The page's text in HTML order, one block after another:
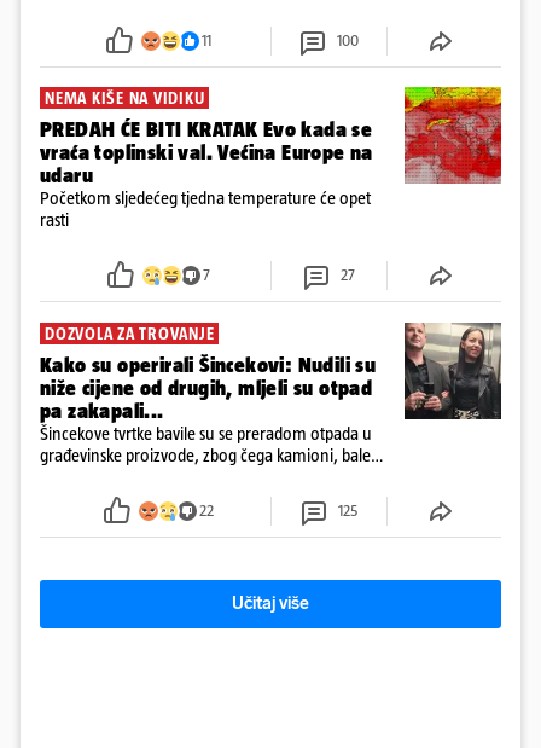
požar, rekao je vlasnik
11 100
NEMA KIŠE NA VIDIKU
PREDAH ĆE BITI KRATAK Evo kada se
vraća toplinski val. Većina Europe na
udaru
Početkom sljedećeg tjedna temperature će opet
rasti
7 27
DOZVOLA ZA TROVANJE
Kako su operirali Šincekovi: Nudili su
niže cijene od drugih, mljeli su otpad
pa zakapali...
Šincekove tvrtke bavile su se preradom otpada u
građevinske proizvode, zbog čega kamioni, bale
22 125
Učitaj više